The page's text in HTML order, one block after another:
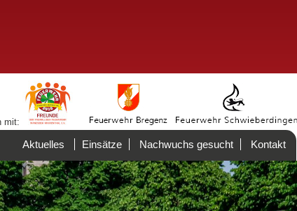
mit:
Aktuelles Einsätze Nachwuchs gesucht Kontakt